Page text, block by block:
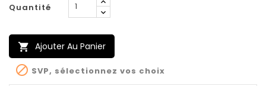
Quantité
 Ajouter Au Panier
 SVP, sélectionnez vos choix